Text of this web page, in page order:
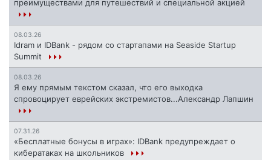
преимуществами для путешествий и специальной акцией
08.03.26
Idram и IDBank - рядом со стартапами на Seaside Startup
Summit
08.03.26
Я ему прямым текстом сказал, что его выходка
спровоцирует еврейских экстремистов...Александр Лапшин
07.31.26
«Бесплатные бонусы в играх»: IDBank предупреждает о
кибератаках на школьников